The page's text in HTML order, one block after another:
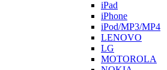
iPad
iPhone
iPod/MP3/MP4
LENOVO
LG
MOTOROLA